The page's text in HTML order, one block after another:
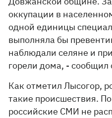
оккупации в
одной единицы
выполняла бы
наблюдали селяне и
горели дома, - сообщил
Как отметил Лысогор,
такие происшествия.
российские СМИ не